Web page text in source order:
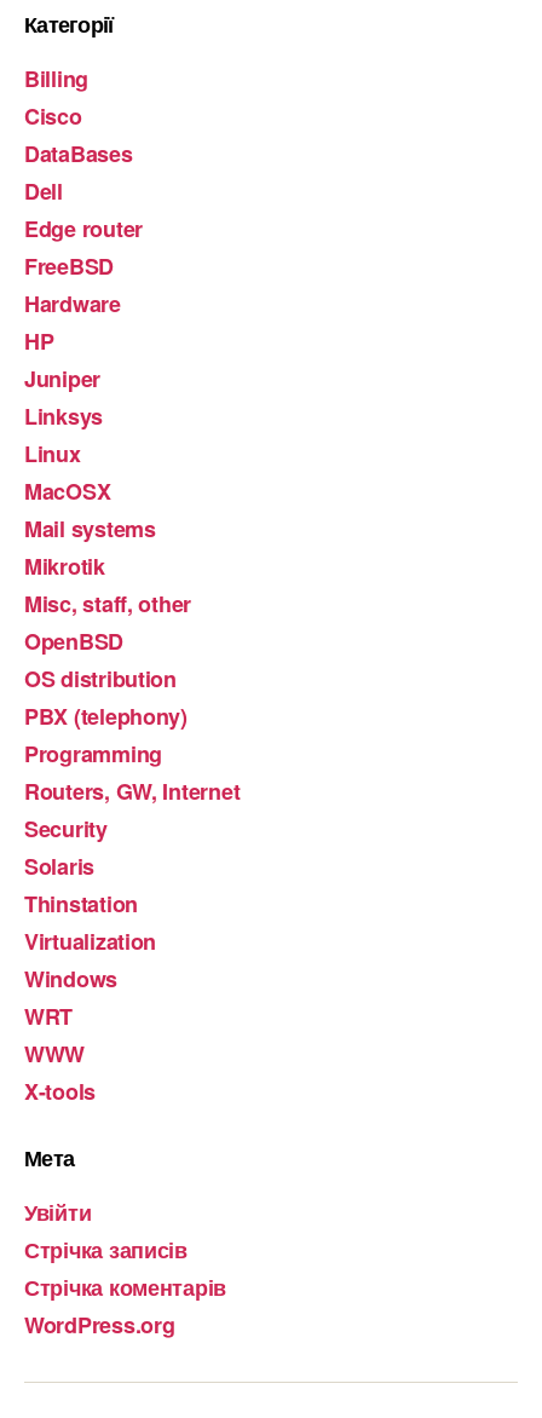
Категорії
Billing
Cisco
DataBases
Dell
Edge router
FreeBSD
Hardware
HP
Juniper
Linksys
Linux
MacOSX
Mail systems
Mikrotik
Misc, staff, other
OpenBSD
OS distribution
PBX (telephony)
Programming
Routers, GW, Internet
Security
Solaris
Thinstation
Virtualization
Windows
WRT
WWW
X-tools
Мета
Увійти
Стрічка записів
Стрічка коментарів
WordPress.org